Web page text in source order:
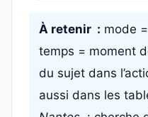
À retenir : mode
temps = moment
du sujet dans
aussi dans les